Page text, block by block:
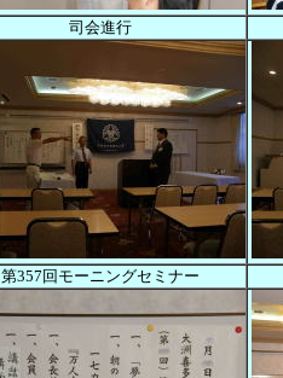
司会進行
第357回モーニングセミナー